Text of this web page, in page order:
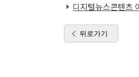
디지털뉴스콘텐츠
뒤로가기